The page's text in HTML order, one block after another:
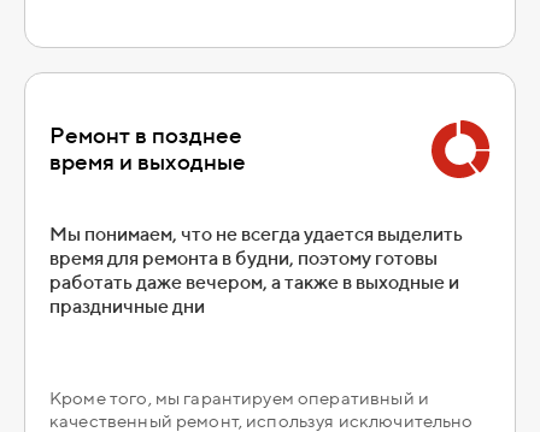
Ремонт в позднее
время и выходные
Мы понимаем, что не всегда удается выделить
время для ремонта в будни, поэтому готовы
работать даже вечером, а также в выходные и
праздничные дни
Кроме того, мы гарантируем оперативный и
качественный ремонт, используя исключительно